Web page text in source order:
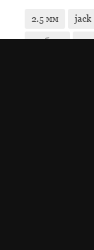
2.5 мм jack
гребень